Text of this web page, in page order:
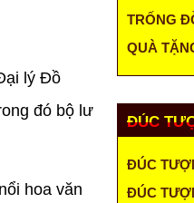
lý Đồ
đó bộ lư
hoa văn
TRỐNG
QUÀ
ĐÚC
ĐÚC
ĐÚC